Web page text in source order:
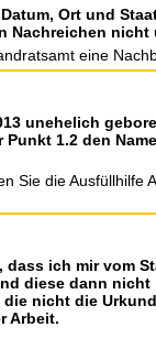
Ort und
Nachreichen
eine
unehelich
1.2 den
Sie die
ich mir vom
diese dann
nicht die
Arbeit.